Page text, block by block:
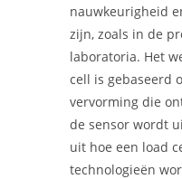
nauwkeurigheid
zijn, zoals in de
laboratoria. Het
cell is gebaseerd
vervorming die
de sensor wordt
uit hoe een load
technologieën